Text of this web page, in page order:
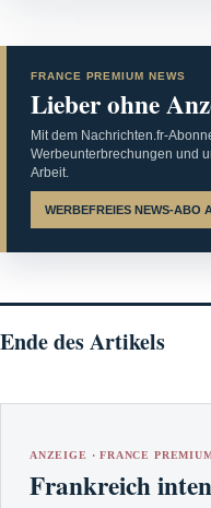
FRANCE PREMIUM NEWS
Lieber ohne
Mit dem Nachrichten.fr-
Werbeunterbrechungen und
Arbeit.
WERBEFREIES NEWS-ABO
Ende des Artikels
ANZEIGE · FRANCE
Frankreich